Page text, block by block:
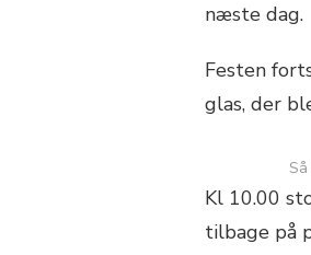
næste dag.
Festen
glas, der
Kl 10.00
tilbage på